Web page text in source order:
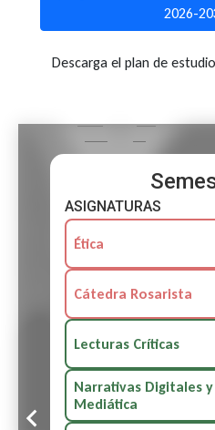
2026-
Descarga el plan de
ASIGNATURAS
Ética
Cátedra Rosarista
Lecturas Críticas
Narrativas Digitales y
Mediática